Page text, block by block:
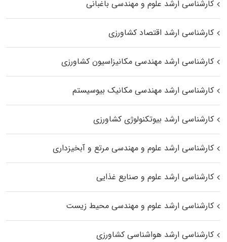
کارشناسی ارشد علوم و مهندسی باغبانی
کارشناسی ارشد اقتصاد کشاورزی
کارشناسی ارشد مهندسی مکانیزاسیون کشاورزی
کارشناسی ارشد مهندسی مکانیک بیوسیستم
کارشناسی ارشد بیوتکنولوژی کشاورزی
کارشناسی ارشد علوم و مهندسی مرتع و آبخیزداری
کارشناسی ارشد علوم و صنایع غذایی
کارشناسی ارشد علوم و مهندسی محیط زیست
کارشناسی ارشد هواشناسی کشاورزی